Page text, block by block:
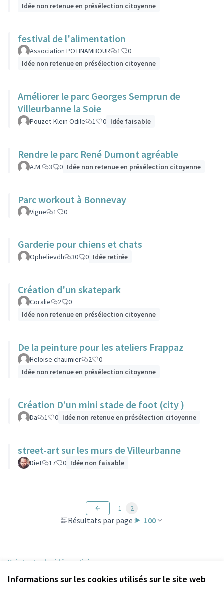
Informations sur les cookies utilisés sur le site web
Idée non retenue en présélection citoyenne
festival de l'alimentation
Association POTINAMBOUR 1
0
Idée non retenue en présélection citoyenne
Améliorer le parc Georges Semprun de
Villeurbanne la Soie
Pouzet-Klein Odile 1 0 Idée faisable
Rendre le parc René Dumont agréable
A.M. 3 0 Idée non retenue en présélection citoyenne
Parc workout à Bonnevay
Vigne 1 0
Garderie pour chiens et chats
Ophelievdh 30 0 Idée retirée
Création d'un skatepark
Coralie 2
0
Idée non retenue en présélection citoyenne
De la peinture pour les ateliers Frappaz
Heloise chaumier 2
0
Idée non retenue en présélection citoyenne
Création D’un mini stade de foot (city )
Da 1 0 Idée non retenue en présélection citoyenne
street-art sur les murs de Villeurbanne
Diet 17 0 Idée non faisable
Résultats par page : 100
1 2
Voir toutes les idées retirées